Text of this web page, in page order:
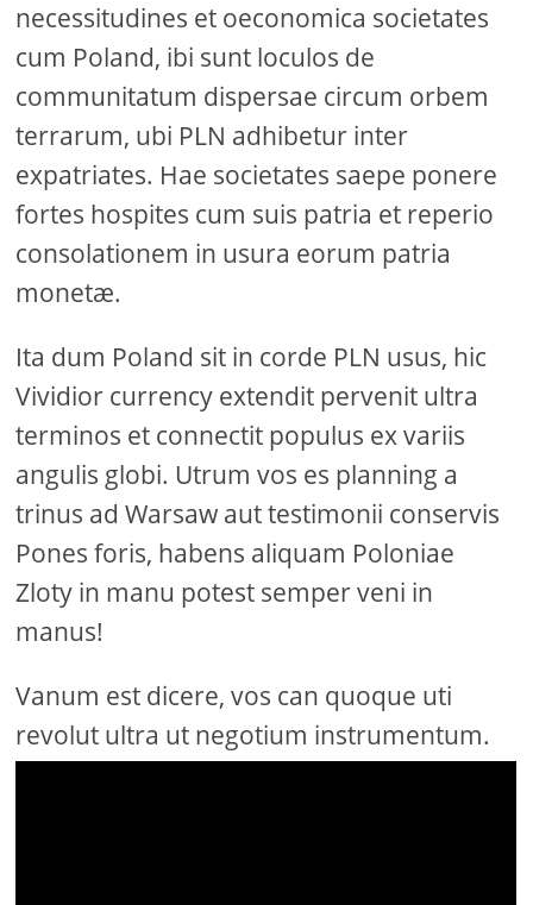
necessitudines et oeconomica societates
cum Poland, ibi sunt loculos de
communitatum dispersae circum orbem
terrarum, ubi PLN adhibetur inter
expatriates. Hae societates saepe ponere
fortes hospites cum suis patria et reperio
consolationem in usura eorum patria
monetæ.
Ita dum Poland sit in corde PLN usus, hic
Vividior currency extendit pervenit ultra
terminos et connectit populus ex variis
angulis globi. Utrum vos es planning a
trinus ad Warsaw aut testimonii conservis
Pones foris, habens aliquam Poloniae
Zloty in manu potest semper veni in
manus!
Vanum est dicere, vos can quoque uti
revolut ultra ut negotium instrumentum.